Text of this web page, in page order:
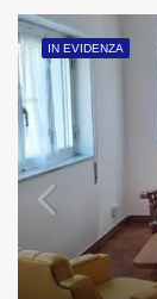
IN EVIDENZA